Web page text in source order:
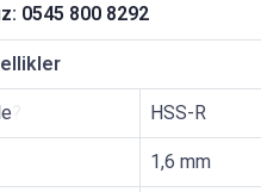
0545 800 8292
HSS-R
1,6 mm